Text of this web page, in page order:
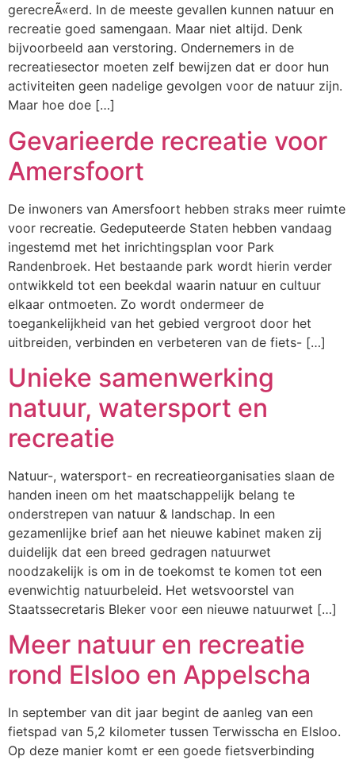
gerecreÃ«erd. In de meeste gevallen kunnen natuur en
recreatie goed samengaan. Maar niet altijd. Denk
bijvoorbeeld aan verstoring. Ondernemers in de
recreatiesector moeten zelf bewijzen dat er door hun
activiteiten geen nadelige gevolgen voor de natuur zijn.
Maar hoe doe […]
Gevarieerde recreatie voor
Amersfoort
De inwoners van Amersfoort hebben straks meer ruimte
voor recreatie. Gedeputeerde Staten hebben vandaag
ingestemd met het inrichtingsplan voor Park
Randenbroek. Het bestaande park wordt hierin verder
ontwikkeld tot een beekdal waarin natuur en cultuur
elkaar ontmoeten. Zo wordt ondermeer de
toegankelijkheid van het gebied vergroot door het
uitbreiden, verbinden en verbeteren van de fiets- […]
Unieke samenwerking
natuur, watersport en
recreatie
Natuur-, watersport- en recreatieorganisaties slaan de
handen ineen om het maatschappelijk belang te
onderstrepen van natuur & landschap. In een
gezamenlijke brief aan het nieuwe kabinet maken zij
duidelijk dat een breed gedragen natuurwet
noodzakelijk is om in de toekomst te komen tot een
evenwichtig natuurbeleid. Het wetsvoorstel van
Staatssecretaris Bleker voor een nieuwe natuurwet […]
Meer natuur en recreatie
rond Elsloo en Appelscha
In september van dit jaar begint de aanleg van een
fietspad van 5,2 kilometer tussen Terwisscha en Elsloo.
Op deze manier komt er een goede fietsverbinding